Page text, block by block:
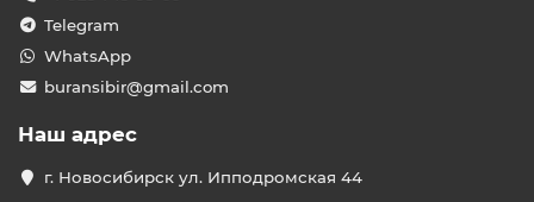
Telegram
WhatsApp
buransibir@gmail.com
Наш адрес
г. Новосибирск ул. Ипподромская 44